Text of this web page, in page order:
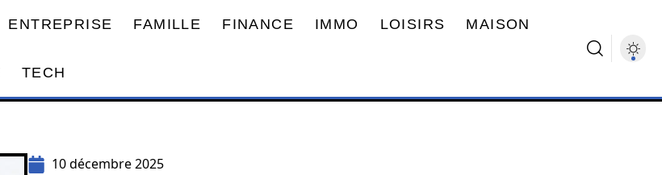
ENTREPRISE FAMILLE FINANCE IMMO LOISIRS MAISON
TECH
10 décembre 2025